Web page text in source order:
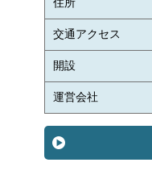
住所
交通アクセス
開設
運営会社